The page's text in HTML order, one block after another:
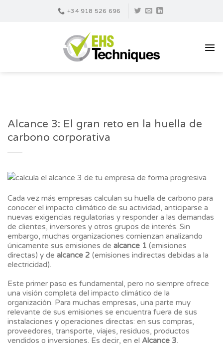
+34 918 526 696
Alcance 3: El gran reto en la huella de
carbono corporativa
Cada vez más empresas calculan su huella de carbono para
conocer el impacto climático de su actividad, anticiparse a
nuevas exigencias regulatorias y responder a las demandas
de clientes, inversores y otros grupos de interés. Sin
embargo, muchas organizaciones comienzan analizando
únicamente sus emisiones de alcance 1 (emisiones
directas) y de alcance 2 (emisiones indirectas debidas a la
electricidad).
Este primer paso es fundamental, pero no siempre ofrece
una visión completa del impacto climático de la
organización. Para muchas empresas, una parte muy
relevante de sus emisiones se encuentra fuera de sus
instalaciones y operaciones directas: en sus compras,
proveedores, transporte, viajes, residuos, productos
vendidos o inversiones. Es decir, en el Alcance 3.